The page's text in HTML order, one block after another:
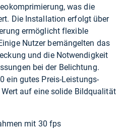
was die
Die Installation erfolgt über
ermöglicht flexible
Nutzer bemängelten das
und die Notwendigkeit
bei der Belichtung.
ein gutes Preis-Leistungs-
auf eine solide Bildqualität
mit 30 fps